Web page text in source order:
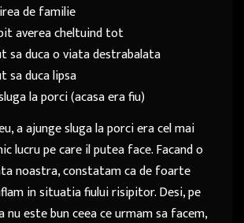
de familie
averea cheltuind tot
sa duca o viata destrabalata
sa duca lipsa
la porci (acasa era fiu)
a ajunge sluga la porci era cel mai
lucru pe care il putea face. Facand o
noastra, constatam ca de foarte
in situatia fiului risipitor. Desi, pe
nu este bun ceea ce urmam sa facem,